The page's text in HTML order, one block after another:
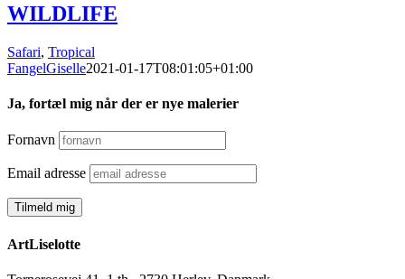
WILDLIFE
Safari, Tropical
FangelGiselle2021-01-17T08:01:05+01:00
Ja, fortæl mig når der er nye malerier
Fornavn
Email adresse
ArtLiselotte